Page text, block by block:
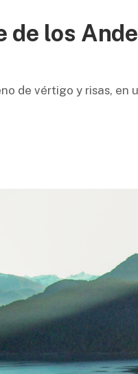
de los
de vértigo y risas, en